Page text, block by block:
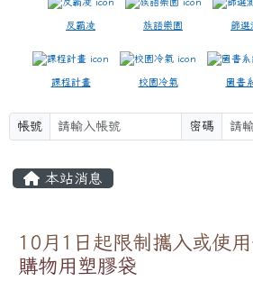
反霸凌 族語樂園 篩選
課程計畫 校園冷氣 圖書
帳號 密碼
本站消息
10月1日起限制攜入或使
購物用塑膠袋